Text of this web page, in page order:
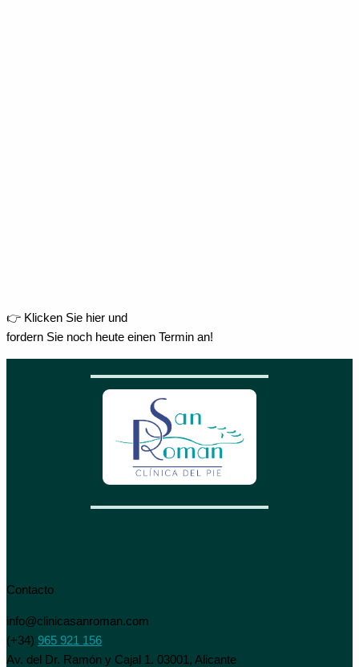
👉 Klicken Sie hier und
fordern Sie noch heute einen Termin an!
Contacto
info@clinicasanroman.com
(+34) 965 921 156
Av. del Dr. Ramón y Cajal 1. 03001, Alicante